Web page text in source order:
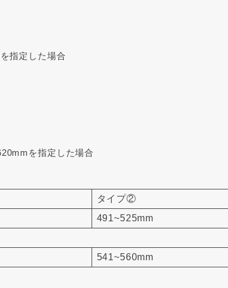
指定した場合
を指定した場合
タイプ②
491~525mm
541~560mm